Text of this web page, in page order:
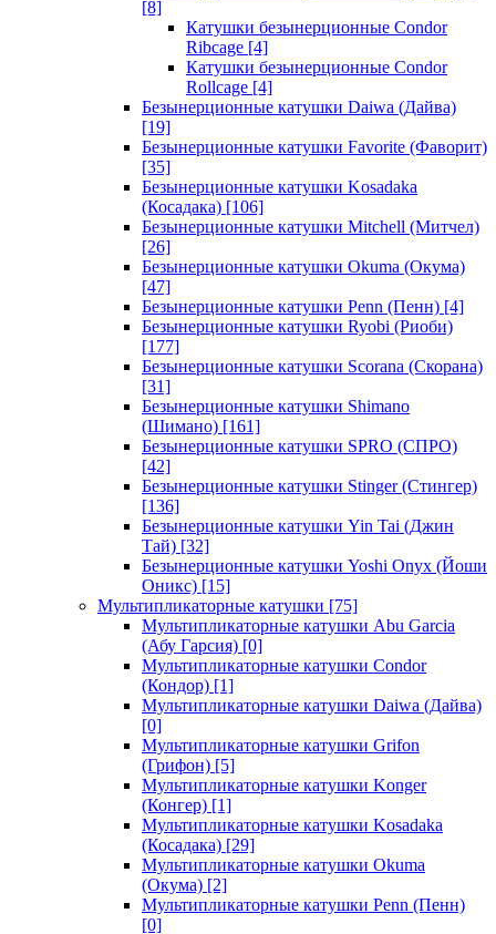
[8]
Катушки безынерционные Condor
Ribcage [4]
Катушки безынерционные Condor
Rollcage [4]
Безынерционные катушки Daiwa (Дайва)
[19]
Безынерционные катушки Favorite (Фаворит)
[35]
Безынерционные катушки Kosadaka
(Косадака) [106]
Безынерционные катушки Mitchell (Митчел)
[26]
Безынерционные катушки Okuma (Окума)
[47]
Безынерционные катушки Penn (Пенн) [4]
Безынерционные катушки Ryobi (Риоби)
[177]
Безынерционные катушки Scorana (Скорана)
[31]
Безынерционные катушки Shimano
(Шимано) [161]
Безынерционные катушки SPRO (СПРО)
[42]
Безынерционные катушки Stinger (Стингер)
[136]
Безынерционные катушки Yin Tai (Джин
Тай) [32]
Безынерционные катушки Yoshi Onyx (Йоши
Оникс) [15]
Мультипликаторные катушки [75]
Мультипликаторные катушки Abu Garcia
(Абу Гарсия) [0]
Мультипликаторные катушки Condor
(Кондор) [1]
Мультипликаторные катушки Daiwa (Дайва)
[0]
Мультипликаторные катушки Grifon
(Грифон) [5]
Мультипликаторные катушки Konger
(Конгер) [1]
Мультипликаторные катушки Kosadaka
(Косадака) [29]
Мультипликаторные катушки Okuma
(Окума) [2]
Мультипликаторные катушки Penn (Пенн)
[0]